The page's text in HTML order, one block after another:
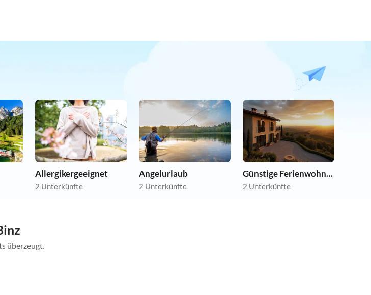
Allergikergeeignet
2 Unterkünfte
Angelurlaub
2 Unterkünfte
Günstige Ferienwohnungen
2 Unterkünfte
überzeugt.